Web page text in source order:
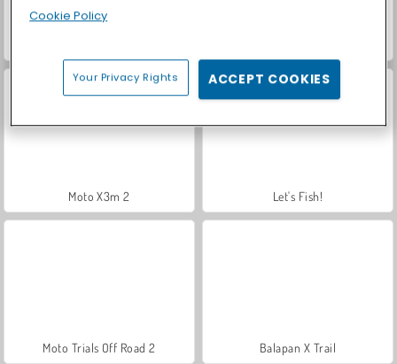
Moto X3m 2 Let's Fish!
Moto Trials Off Road 2 Balapan X Trail
Cookie Policy
Your Privacy Rights ACCEPT COOKIES